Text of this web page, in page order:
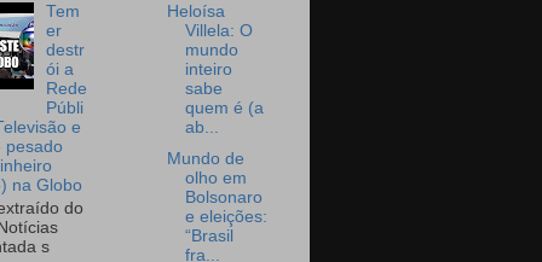
Tem
er
destr
ói a
Rede
Públi
e
pesado
na Globo
do
s
Heloísa
Villela: O
mundo
inteiro
sabe
quem é (a
ab...
Mundo de
olho em
Bolsonaro
e eleições:
“Brasil
fra...